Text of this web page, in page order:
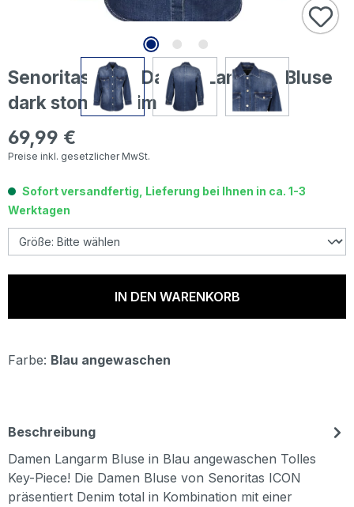
Senoritas ICON Damen Langarm Bluse
dark stone denim
Regulärer Preis:
69,99 €
Preise inkl. gesetzlicher MwSt.
Sofort versandfertig, Lieferung bei Ihnen in ca. 1-3
Werktagen
IN DEN WARENKORB
Farbe: Blau angewaschen
Beschreibung
Damen Langarm Bluse in Blau angewaschen Tolles
Key-Piece! Die Damen Bluse von Senoritas ICON
präsentiert Denim total in Kombination mit einer